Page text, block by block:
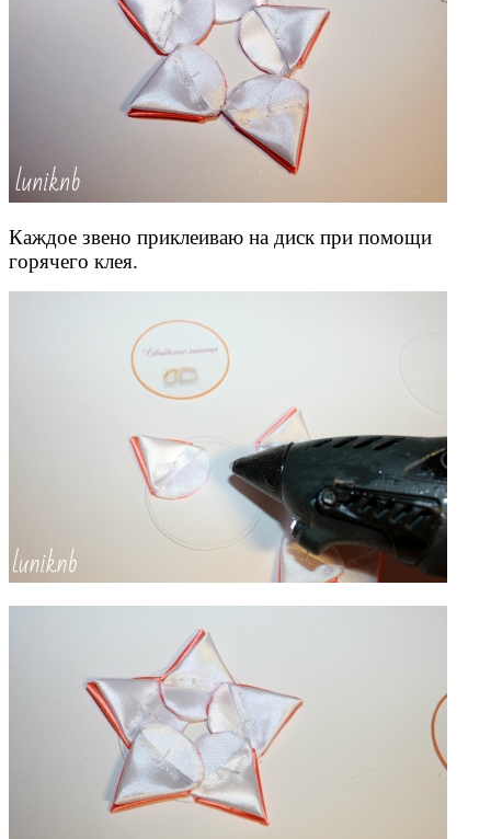
Каждое звено приклеиваю на диск при помощи
горячего клея.